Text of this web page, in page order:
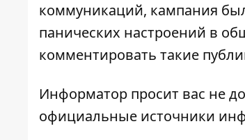
коммуникаций, кампания
панических настроений в
комментировать такие
Информатор просит вас не
официальные источники